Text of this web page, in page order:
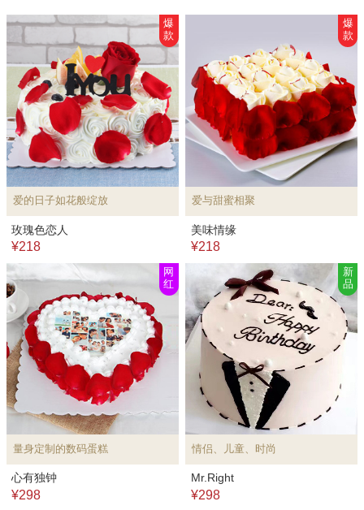
爱的日子如花般绽放
爆
款
玫瑰色恋人
¥218
爱与甜蜜相聚
爆
款
美味情缘
¥218
量身定制的数码蛋糕
网
红
心有独钟
¥298
情侣、儿童、时尚
新
品
Mr.Right
¥298